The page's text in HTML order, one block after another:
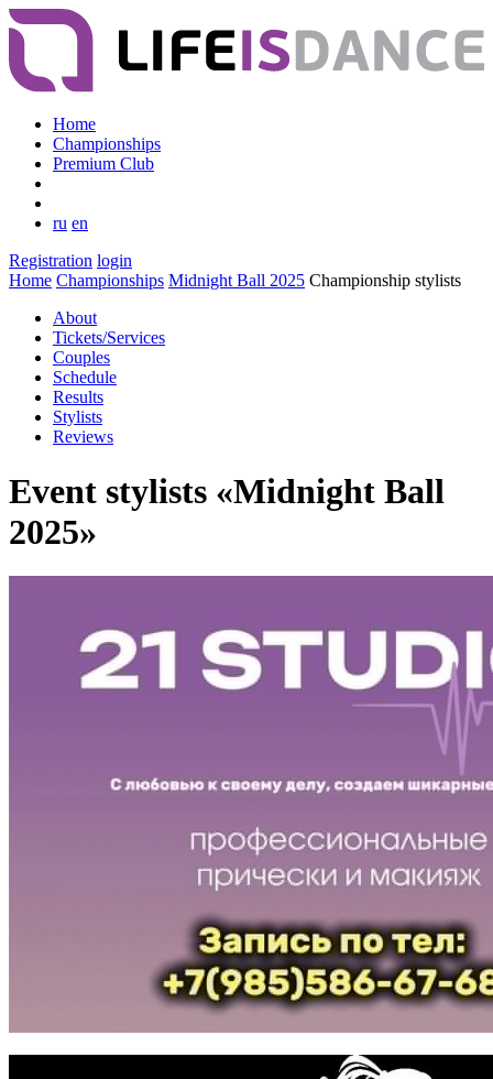
Home
Championships
Premium Club
ru en
Registration login
Home Championships Midnight Ball 2025 Championship stylists
About
Tickets/Services
Couples
Schedule
Results
Stylists
Reviews
Event stylists «Midnight Ball
2025»